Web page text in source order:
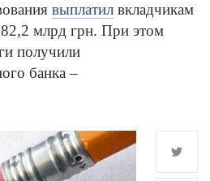
выплатил вкладчикам
млрд грн. При этом
получили
банка –